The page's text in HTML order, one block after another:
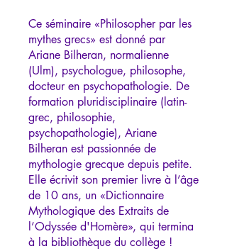
Ce séminaire «Philosopher par les
mythes grecs» est donné par
Ariane Bilheran, normalienne
(Ulm), psychologue, philosophe,
docteur en psychopathologie. De
formation pluridisciplinaire (latin-
grec, philosophie,
psychopathologie), Ariane
Bilheran est passionnée de
mythologie grecque depuis petite.
Elle écrivit son premier livre à l’âge
de 10 ans, un «Dictionnaire
Mythologique des Extraits de
l’Odyssée d'Homère», qui termina
à la bibliothèque du collège !